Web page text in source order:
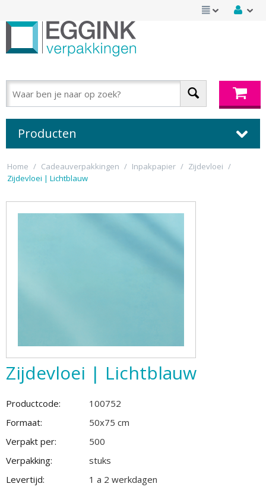
Producten
Home / Cadeauverpakkingen / Inpakpapier / Zijdevloei /
Zijdevloei | Lichtblauw
Zijdevloei | Lichtblauw
Productcode:
100752
Formaat:
50x75 cm
Verpakt per:
500
Verpakking:
stuks
Levertijd:
1 a 2 werkdagen